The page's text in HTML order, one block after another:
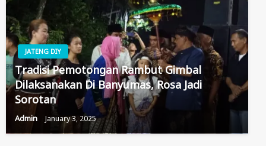
JATENG DIY
Tradisi Pemotongan Rambut Gimbal
Dilaksanakan Di Banyumas, Rosa Jadi
Sorotan
Admin January 3, 2025